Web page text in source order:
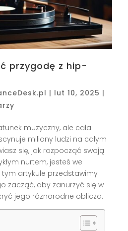
przygodę z hip-
| lut 10, 2025 |
muzyczny, ale cała
miliony ludzi na całym
się, jak rozpocząć swoją
nurtem, jesteś we
tym artykule przedstawimy
zacząć, aby zanurzyć się w
jego różnorodne oblicza.